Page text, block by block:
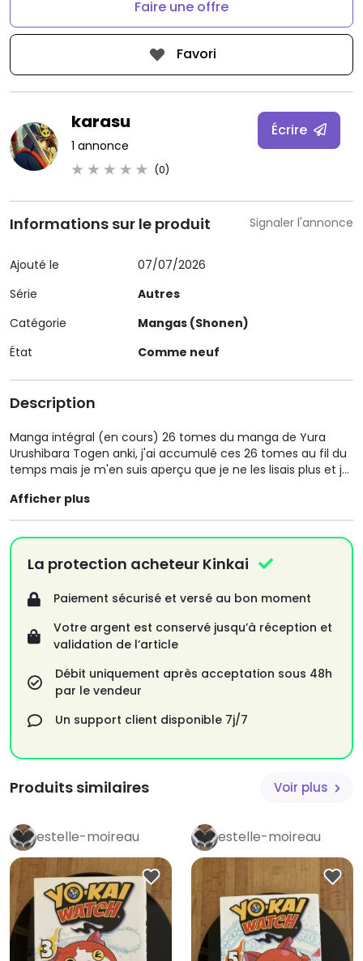
Faire une offre
Favori
karasu
1 annonce
(0)
Écrire
Signaler l'annonce
Informations sur le produit
Ajouté le
07/07/2026
Série
Autres
Catégorie
Mangas (Shonen)
État
Comme neuf
Description
Manga intégral (en cours) 26 tomes du manga de Yura
Urushibara Togen anki, j'ai accumulé ces 26 tomes au fil du
temps mais je m'en suis aperçu que je ne les lisais plus et je
directement les avoirs, a savoir que le prix peut être
négociable, ( de manière raisonnable)
A savoir que tout les tomes ont était acheté neufs et en
état toujours nickel si vous voulez je peux vous envoyer
certaines photos pour plus de détails a la demande.
Afficher plus
La protection acheteur Kinkai
Paiement sécurisé et versé au bon moment
Votre argent est conservé jusqu’à réception et
validation de l’article
Débit uniquement après acceptation sous 48h
par le vendeur
Un support client disponible 7j/7
Produits similaires Voir plus
estelle-moireau estelle-moireau